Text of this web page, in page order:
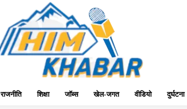
राजनीति शिक्षा जॉब्स खेल-जगत वीडियो दुर्घटना